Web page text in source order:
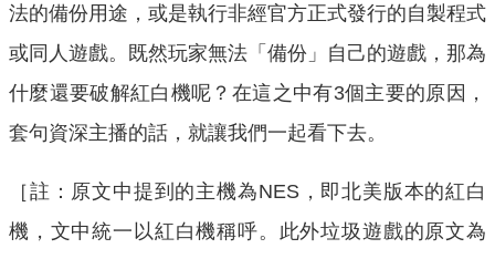
法的備份用途，或是執行非經官方正式發行的自製程式
或同人遊戲。既然玩家無法「備份」自己的遊戲，那為
什麼還要破解紅白機呢？在這之中有3個主要的原因，
套句資深主播的話，就讓我們一起看下去。
［註：原文中提到的主機為NES，即北美版本的紅白
機，文中統一以紅白機稱呼。此外垃圾遊戲的原文為